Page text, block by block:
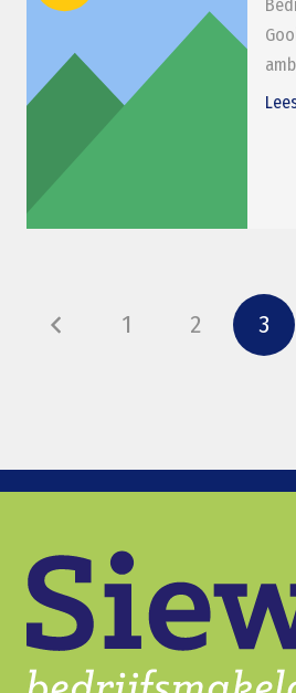
1 2 3